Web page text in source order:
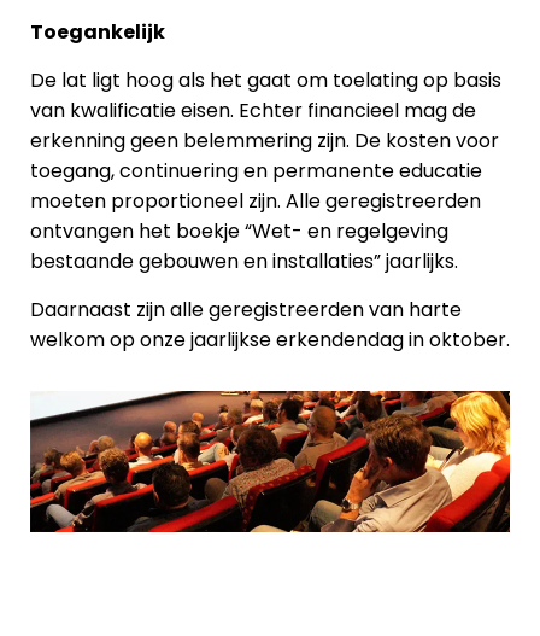
Toegankelijk
De lat ligt hoog als het gaat om toelating op basis
van kwalificatie eisen. Echter financieel mag de
erkenning geen belemmering zijn. De kosten voor
toegang, continuering en permanente educatie
moeten proportioneel zijn. Alle geregistreerden
ontvangen het boekje “Wet- en regelgeving
bestaande gebouwen en installaties” jaarlijks.
Daarnaast zijn alle geregistreerden van harte
welkom op onze jaarlijkse erkendendag in oktober.